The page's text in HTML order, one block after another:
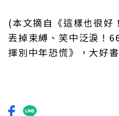
(本文摘自《這樣也很好
丟掉束縛、笑中泛淚！
揮別中年恐慌》，大好